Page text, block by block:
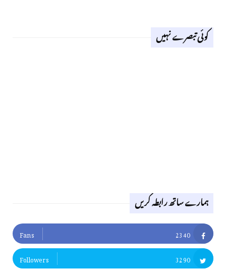
کوئی تبصرے نہیں
ہمارے ساتھ رابطہ کریں
2340
Fans
3290
Followers